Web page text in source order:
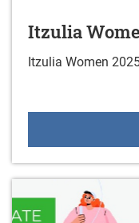
Itzulia
Itzulia Women